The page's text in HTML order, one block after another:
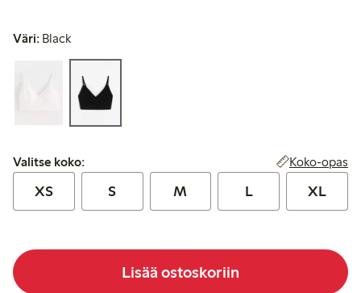
Väri: Black
Valitse koko:
Valitse koko: Koko-opas
XS S M L XL
Lisää ostoskoriin